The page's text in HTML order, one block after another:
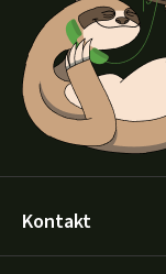
Kontakt